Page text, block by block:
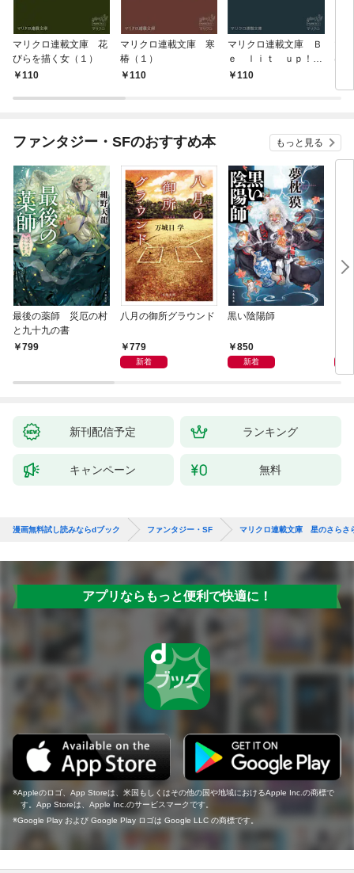
マリクロ連載文庫 花
びらを描く女（１）
110
マリクロ連載文庫 寒
椿（１）
110
マリクロ連載文庫 Ｂ
ｅ ｌｉｔ ｕｐ！
（１）
110
は
ファンタジー・SFのおすすめ本 もっと見る
最後の薬師 災厄の村
と九十九の書
799
八月の御所グラウンド
779
新着
黒い陰陽師
850
新着
新刊配信予定 ランキング
キャンペーン 無料
漫画無料試し読みならdブック ファンタジー・SF マリクロ連載文庫 星のさらさ
アプリならもっと便利で快適に！
Appleのロゴ、App Storeは、米国もしくはその他の国や地域におけるApple Inc.の商標で
す。App Storeは、Apple Inc.のサービスマークです。
Google Play および Google Play ロゴは Google LLC の商標です。